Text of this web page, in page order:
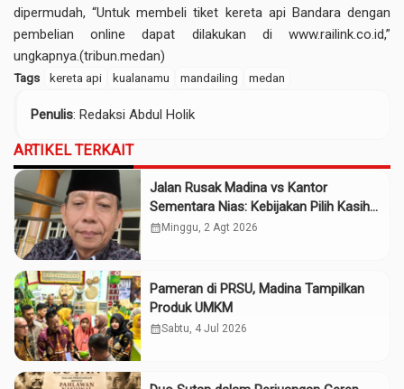
dipermudah, “Untuk membeli tiket kereta api Bandara dengan
pembelian online dapat dilakukan di www.railink.co.id,”
ungkapnya.(tribun.medan)
Tags kereta api kualanamu mandailing medan
Penulis: Redaksi Abdul Holik
ARTIKEL TERKAIT
Jalan Rusak Madina vs Kantor
Sementara Nias: Kebijakan Pilih Kasih
Gubsu
calendar_month Minggu, 2 Agt 2026
Pameran di PRSU, Madina Tampilkan
Produk UMKM
calendar_monthSabtu, 4 Jul 2026